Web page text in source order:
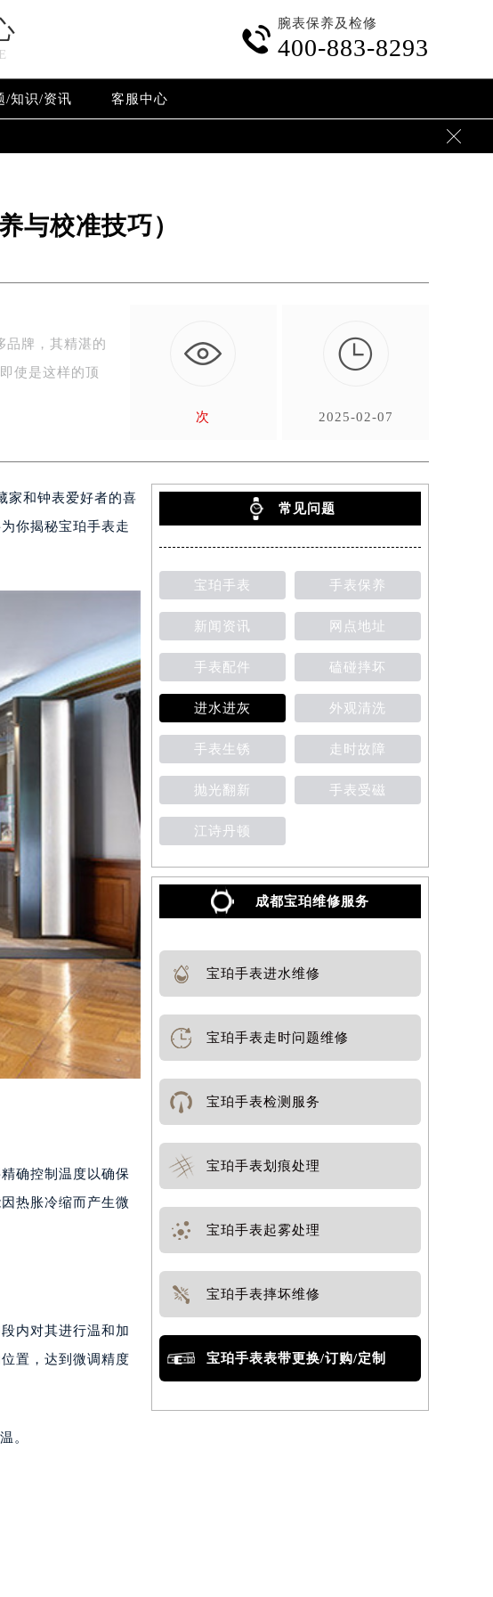

腕表保养及检修
400-883-8293
/知识/资讯 客服中心

与校准技巧）
品牌，其精湛的
使是这样的顶
次

2025-02-07
家和钟表爱好者的喜
你揭秘宝珀手表走
确控制温度以确保
热胀冷缩而产生微
内对其进行温和加
置，达到微调精度
。
常见问题
宝珀手表 手表保养
新闻资讯 网点地址
手表配件 磕碰摔坏
进水进灰 外观清洗
手表生锈 走时故障
抛光翻新 手表受磁
江诗丹顿
成都宝珀维修服务
宝珀手表进水维修
宝珀手表走时问题维修
宝珀手表检测服务
宝珀手表划痕处理
宝珀手表起雾处理
宝珀手表摔坏维修
宝珀手表表带更换/订购/定制